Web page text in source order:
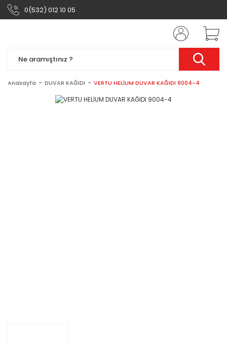
0(532) 012 10 05
Anasayfa DUVAR KAĞIDI VERTU HELİUM DUVAR KAĞIDI 9004-4